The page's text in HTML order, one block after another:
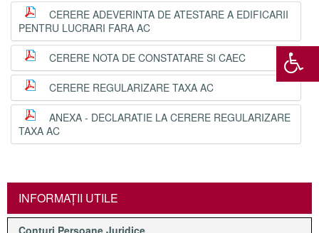
CERERE ADEVERINTA DE ATESTARE A EDIFICARII
PENTRU LUCRARI FARA AC
CERERE NOTA DE CONSTATARE SI CAEC
CERERE REGULARIZARE TAXA AC
ANEXA - DECLARATIE LA CERERE REGULARIZARE
TAXA AC
INFORMAŢII UTILE
Conturi Persoane Juridice